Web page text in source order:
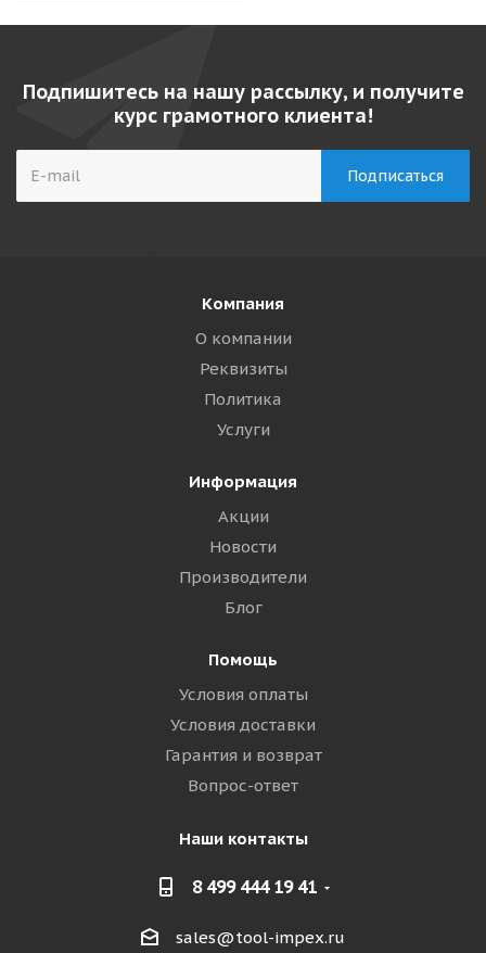
Подпишитесь на нашу рассылку, и получите
курс грамотного клиента!
Компания
О компании
Реквизиты
Политика
Услуги
Информация
Акции
Новости
Производители
Блог
Помощь
Условия оплаты
Условия доставки
Гарантия и возврат
Вопрос-ответ
Наши контакты
8 499 444 19 41
sales@tool-impex.ru